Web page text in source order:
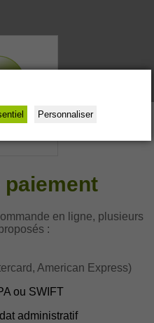
paiement
en ligne, plusieurs
:
American Express)
ou SWIFT
administratif